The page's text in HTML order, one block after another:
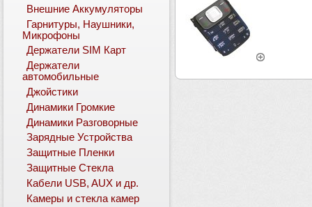
Внешние Аккумуляторы
Гарнитуры, Наушники,
Микрофоны
Держатели SIM Карт
Держатели
автомобильные
Джойстики
Динамики Громкие
Динамики Разговорные
Зарядные Устройства
Защитные Пленки
Защитные Стекла
Кабели USB, AUX и др.
Камеры и стекла камер